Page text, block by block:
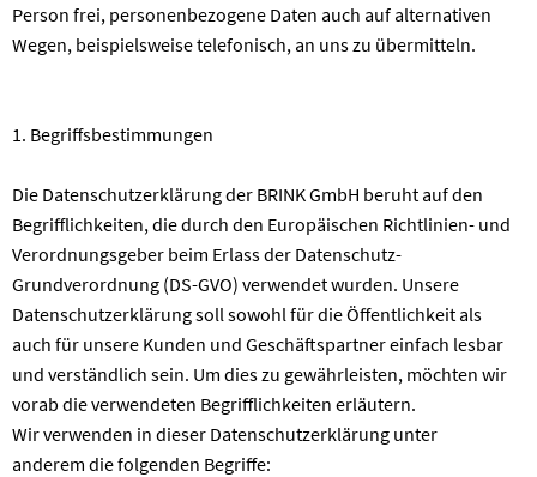
Person frei, personenbezogene Daten auch auf alternativen
Wegen, beispielsweise telefonisch, an uns zu übermitteln.
1. Begriffsbestimmungen
Die Datenschutzerklärung der BRINK GmbH beruht auf den
Begrifflichkeiten, die durch den Europäischen Richtlinien- und
Verordnungsgeber beim Erlass der Datenschutz-
Grundverordnung (DS-GVO) verwendet wurden. Unsere
Datenschutzerklärung soll sowohl für die Öffentlichkeit als
auch für unsere Kunden und Geschäftspartner einfach lesbar
und verständlich sein. Um dies zu gewährleisten, möchten wir
vorab die verwendeten Begrifflichkeiten erläutern.
Wir verwenden in dieser Datenschutzerklärung unter
anderem die folgenden Begriffe: